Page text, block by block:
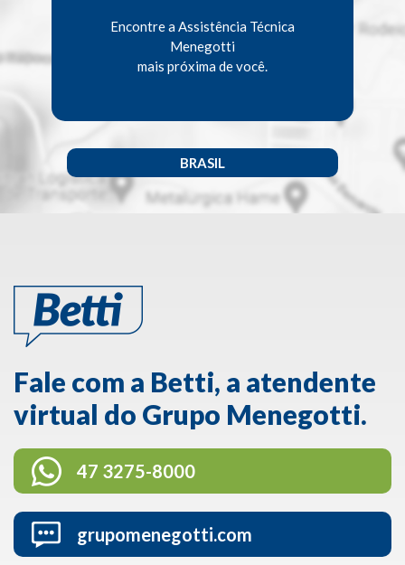
Encontre a Assistência Técnica
Menegotti
mais próxima de você.
BRASIL
Fale com a Betti, a atendente
virtual do Grupo Menegotti.
47 3275-8000
grupomenegotti.com